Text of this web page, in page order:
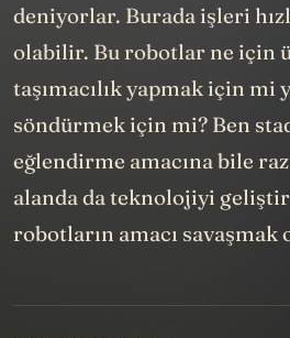
deniyorlar. Burada işleri
olabilir. Bu robotlar ne için
taşımacılık yapmak için mi
söndürmek için mi? Ben
eğlendirme amacına bile
alanda da teknolojiyi
robotların amacı savaşmak